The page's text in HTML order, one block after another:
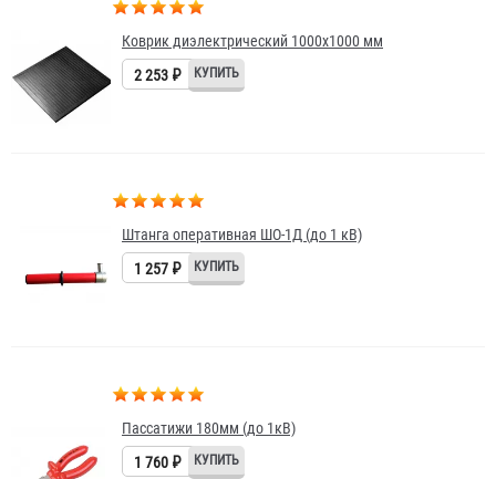
Коврик диэлектрический 1000х1000 мм
2 253 ₽
Штанга оперативная ШО-1Д (до 1 кВ)
1 257 ₽
Пассатижи 180мм (до 1кВ)
1 760 ₽